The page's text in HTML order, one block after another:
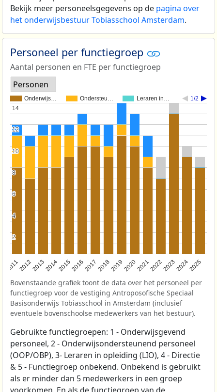
Bekijk meer personeelsgegevens op de pagina over
het onderwijsbestuur Tobiasschool Amsterdam.
Personeel per functiegroep
Aantal personen en FTE per functiegroep
Personen
Onderwijs… Ondersteu… Leraren in… 1/2
201120122013201420152016201720182019202020212022202320242025
2
2
4
4
6
6
8
8
10
10
12
12
14
14
Bovenstaande grafiek toont de data over het personeel per
functiegroep voor de vestiging Antroposofische Speciaal
Basisonderwijs Tobiasschool in Amsterdam (inclusief
eventuele bovenschoolse medewerkers van het bestuur).
Gebruikte functiegroepen: 1 - Onderwijsgevend
personeel, 2 - Onderwijsondersteunend personeel
(OOP/OBP), 3- Leraren in opleiding (LIO), 4 - Directie
& 5 - Functiegroep onbekend. Onbekend is gebruikt
als er minder dan 5 medewerkers in een groep